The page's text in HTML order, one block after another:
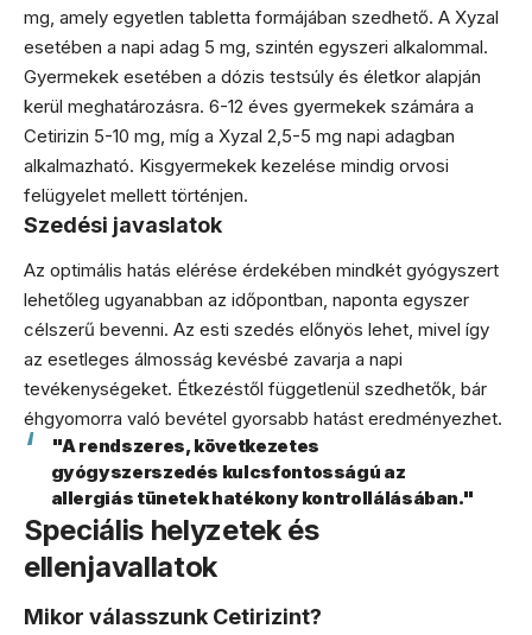
mg, amely egyetlen tabletta formájában szedhető. A Xyzal
esetében a napi adag 5 mg, szintén egyszeri alkalommal.
Gyermekek esetében a dózis testsúly és életkor alapján
kerül meghatározásra. 6-12 éves gyermekek számára a
Cetirizin 5-10 mg, míg a Xyzal 2,5-5 mg napi adagban
alkalmazható. Kisgyermekek kezelése mindig orvosi
felügyelet mellett történjen.
Szedési javaslatok
Az optimális hatás elérése érdekében mindkét gyógyszert
lehetőleg ugyanabban az időpontban, naponta egyszer
célszerű bevenni. Az esti szedés előnyös lehet, mivel így
az esetleges álmosság kevésbé zavarja a napi
tevékenységeket. Étkezéstől függetlenül szedhetők, bár
éhgyomorra való bevétel gyorsabb hatást eredményezhet.
"A rendszeres, következetes
gyógyszerszedés kulcsfontosságú az
allergiás tünetek hatékony kontrollálásában."
Speciális helyzetek és
ellenjavallatok
Mikor válasszunk Cetirizint?